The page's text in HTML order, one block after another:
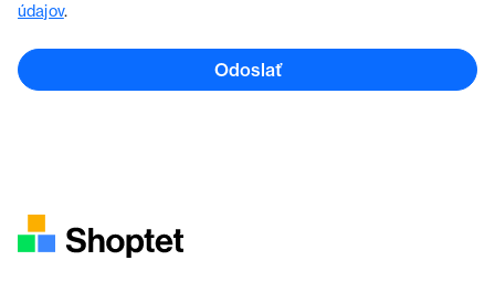
údajov.
Odoslať